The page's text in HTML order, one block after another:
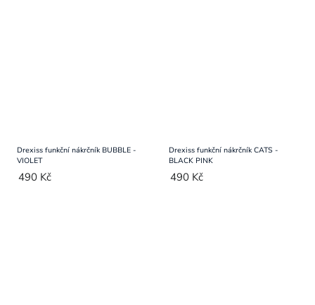
Drexiss funkční nákrčník BUBBLE -
VIOLET
490 Kč
Drexiss funkční nákrčník CATS -
BLACK PINK
490 Kč